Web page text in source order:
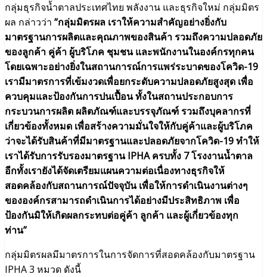
กลุ่มธุรกิจน้ำตาลประเทศไทย พลังงาน และธุรกิจใหม่ กลุ่มมิตร
ผล กล่าวว่า “กลุ่มมิตรผล เราให้ความสำคัญอย่างยิ่งกับ
มาตรฐานการผลิตและคุณภาพของสินค้า รวมถึงความปลอดภัย
ของลูกค้า คู่ค้า ผู้บริโภค ชุมชน และพนักงานในองค์กรทุกคน
โดยเฉพาะอย่างยิ่งในสถานการณ์การแพร่ระบาดของโควิด-19
เรามีมาตรการที่เข้มงวดเพื่อยกระดับความปลอดภัยสูงสุด เพื่อ
ควบคุมและป้องกันการปนเปื้อน ทั้งในสถานประกอบการ
กระบวนการผลิต ผลิตภัณฑ์และบรรจุภัณฑ์ รวมถึงบุคลากรที่
เกี่ยวข้องทั้งหมด เพื่อสร้างความมั่นใจให้กับคู่ค้าและผู้บริโภค
ว่าจะได้รับสินค้าที่มีมาตรฐานและปลอดภัยจากโควิด-19 ทำให้
เราได้รับการรับรองมาตรฐาน IPHA ครบทั้ง 7 โรงงานน้ำตาล
อีกทั้งเรายังได้จัดเตรียมแผนความต่อเนื่องทางธุรกิจให้
สอดคล้องกับสถานการณ์ปัจจุบัน เพื่อให้การดำเนินงานต่างๆ
ขององค์กรสามารถดำเนินการได้อย่างมีประสิทธิภาพ เพื่อ
ป้องกันมิให้เกิดผลกระทบต่อคู่ค้า ลูกค้า และผู้เกี่ยวข้องทุก
ท่าน”
กลุ่มมิตรผลมีมาตรการในการจัดการที่สอดคล้องกับมาตรฐาน
IPHA 3 หมวด ดังนี้